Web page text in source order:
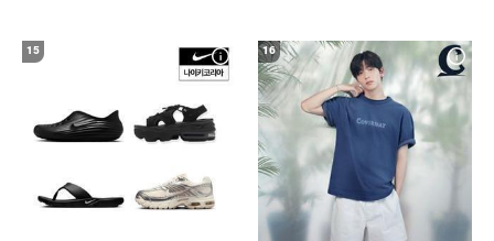
15 16